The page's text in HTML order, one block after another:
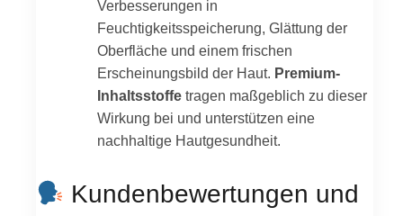
Verbesserungen in
Feuchtigkeitsspeicherung, Glättung der
Oberfläche und einem frischen
Erscheinungsbild der Haut. Premium-
Inhaltsstoffe tragen maßgeblich zu dieser
Wirkung bei und unterstützen eine
nachhaltige Hautgesundheit.
Kundenbewertungen und